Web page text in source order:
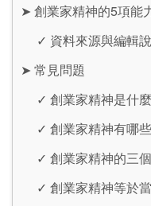
➤ 創業家精神的5項能
✓ 資料來源與編輯
➤ 常見問題
✓ 創業家精神是什
✓ 創業家精神有哪
✓ 創業家精神的三
✓ 創業家精神等於